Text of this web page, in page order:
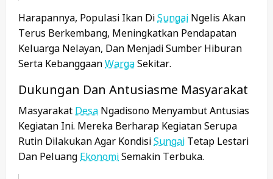
Harapannya, Populasi Ikan DiSungai Ngelis Akan
Terus Berkembang, Meningkatkan Pendapatan
Keluarga Nelayan, Dan Menjadi Sumber Hiburan
Serta KebanggaanWargaSekitar.
Dukungan Dan Antusiasme Masyarakat
Masyarakat Desa Ngadisono Menyambut Antusias
Kegiatan Ini. Mereka Berharap Kegiatan Serupa
Rutin Dilakukan Agar KondisiSungai Tetap Lestari
Dan Peluang EkonomiSemakin Terbuka.